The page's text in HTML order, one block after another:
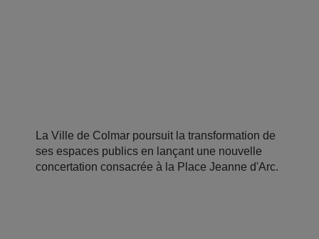
La Ville de Colmar poursuit la transformation de
ses espaces publics en lançant une nouvelle
concertation consacrée à la Place Jeanne d'Arc.